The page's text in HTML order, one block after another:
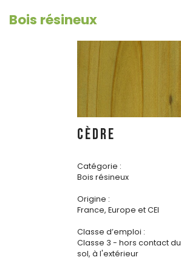
Bois résineux
CÈDRE
Catégorie :
Bois résineux
Origine :
France, Europe et CEI
Classe d’emploi :
Classe 3 - hors contact du
sol, à l'extérieur